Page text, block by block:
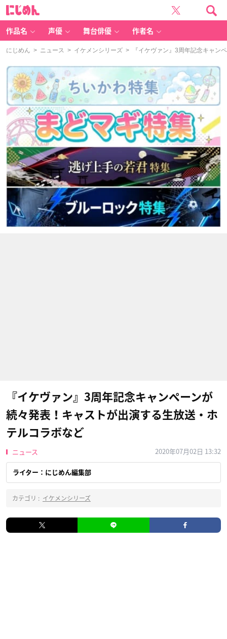
作品名 声優 舞台俳優 作者名
にじめん > ニュース > イケメンシリーズ > 『イケヴァン』3周年記念キャン
『イケヴァン』3周年記念キャンペーンが
続々発表！キャストが出演する生放送・ホ
テルコラボなど
ニュース 2020年07月02日 13:32
ライター：にじめん編集部
カテゴリ : イケメンシリーズ